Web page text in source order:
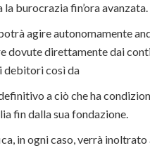
burocrazia fin’ora avanzata.
agire autonomamente
dovute direttamente dai
debitori così da
a ciò che ha
fin dalla sua fondazione.
in ogni caso, verrà inoltrato